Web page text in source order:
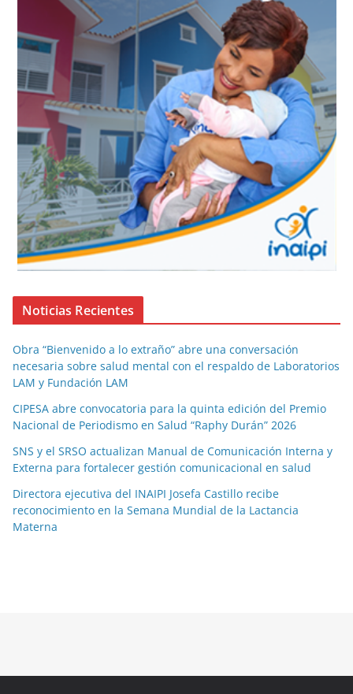
Noticias Recientes
Obra “Bienvenido a lo extraño” abre una conversación
necesaria sobre salud mental con el respaldo de Laboratorios
LAM y Fundación LAM
CIPESA abre convocatoria para la quinta edición del Premio
Nacional de Periodismo en Salud “Raphy Durán” 2026
SNS y el SRSO actualizan Manual de Comunicación Interna y
Externa para fortalecer gestión comunicacional en salud
Directora ejecutiva del INAIPI Josefa Castillo recibe
reconocimiento en la Semana Mundial de la Lactancia
Materna